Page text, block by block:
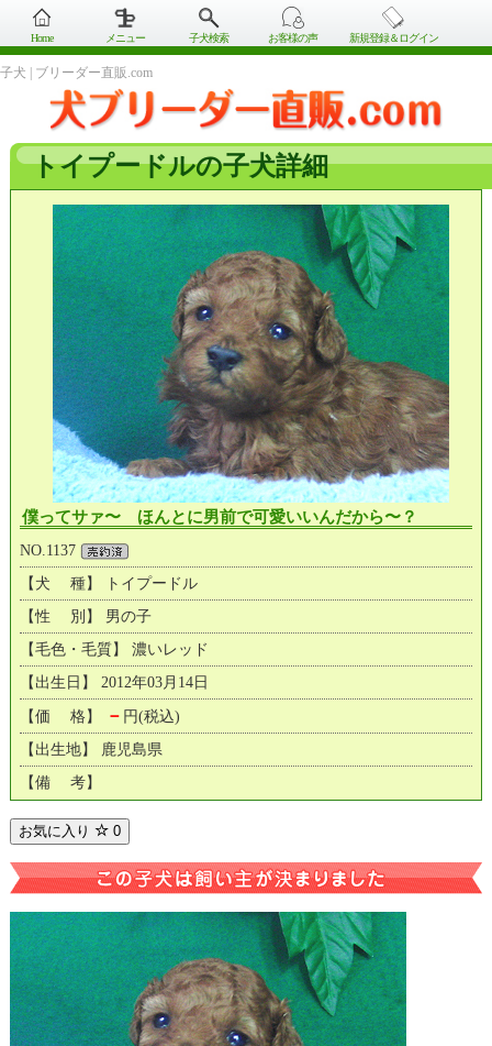
Home メニュー 子犬検索 お客様の声 新規登録＆ログイン
子犬 | ブリーダー直販.com
トイプードルの子犬詳細
僕ってサァ〜 ほんとに男前で可愛いいんだから〜？
NO.1137
【犬 種】 トイプードル
【性 別】 男の子
【毛色・毛質】 濃いレッド
【出生日】 2012年03月14日
【価 格】 － 円(税込)
【出生地】 鹿児島県
【備 考】
お気に入り 0